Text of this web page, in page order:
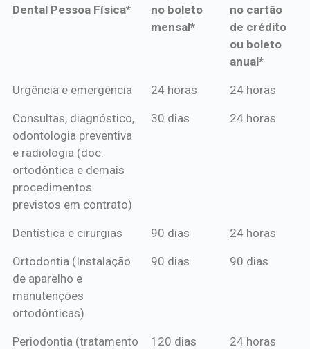
Dental Pessoa Física*
no boleto
mensal*
no cartão
de crédito
ou boleto
anual*
*Procedimentos Amil
*Pagamento
mensal*
*Pagamento
de crédito
Urgência e emergência 24 horas 24 horas
Consultas, diagnóstico,
odontologia preventiva
e radiologia (doc.
ortodôntica e demais
procedimentos
previstos em contrato)
30 dias 24 horas
Dentística e cirurgias 90 dias 24 horas
Ortodontia (Instalação
de aparelho e
manutenções
ortodônticas)
90 dias 90 dias
Periodontia (tratamento
120 dias 24 horas